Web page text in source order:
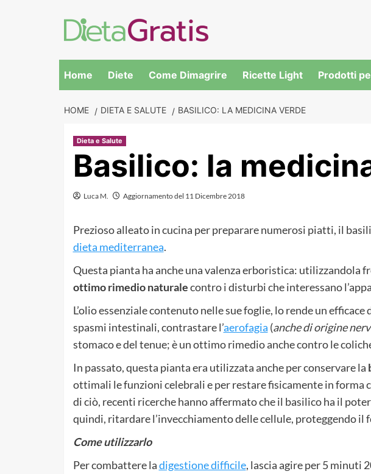
to
content
Home Diete Come Dimagrire Ricette Light Prodotti
HOME DIETA E SALUTE BASILICO: LA MEDICINA VERDE
Dieta e Salute
Basilico: la
Luca M. Aggiornamento del 11 Dicembre 2018
Prezioso alleato in cucina per preparare numerosi piatti, il
dieta mediterranea.
Questa pianta ha anche una valenza erboristica: utilizzandola
ottimo rimedio naturalecontro i disturbi che interessano
L’olio essenziale contenuto nelle sue foglie, lo rende un
spasmi intestinali, contrastare l’aerofagia (anche di origine
stomaco e del tenue; è un ottimo rimedio anche contro le
In passato, questa pianta era utilizzata anche per conservare la
ottimali le funzioni celebrali e per restare fisicamente in forma
di ciò, recenti ricerche hanno affermato che il basilico ha il
quindi, ritardare l’invecchiamento delle cellule, proteggendo il
Come utilizzarlo
Per combattere ladigestione difficile, lascia agire per 5 minuti